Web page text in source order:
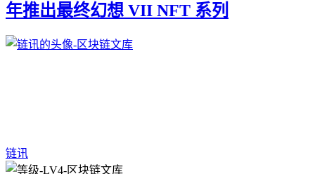
年推出最终幻想 VII NFT 系列
链讯